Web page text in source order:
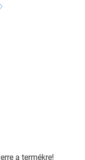
a termékre!